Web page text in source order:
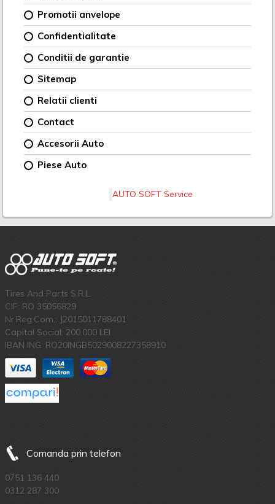
Promotii anvelope
Confidentialitate
Conditii de garantie
Sitemap
Relatii clienti
Contact
Accesorii Auto
Piese Auto
AUTO SOFT Service
Tires And Parts S.R.L.
CIF: RO 35056829
Nr.Reg.Com.: J2015011788401
Capital Social: 200.000 LEI
IBAN ING: RO20INGB5029008227358910
Comanda prin telefon
0751 136 440
0312 287 300